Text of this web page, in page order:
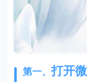
第一、打开